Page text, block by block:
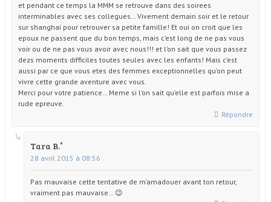
et pendant ce temps la MMM se retrouve dans des soirees
interminables avec ses collegues… Vivement demain soir et le retour
sur shanghai pour retrouver sa petite famille! Et oui on croit que les
epoux ne passent que du bon temps, mais c’est long de ne pas vous
voir ou de ne pas vous avoir avec nous!!! et l’on sait que vous passez
dezs moments difficiles toutes seules avec les enfants! Mais c’est
aussi par ce que vous etes des femmes exceptionnelles qu’on peut
vivre cette grande aventure avec vous.
Merci pour votre patience… Meme si l’on sait qu’elle est parfois mise a
rude epreuve.
Répondre
Tara B.
28 avril 2015 à 08:56
Pas mauvaise cette tentative de m’amadouer avant ton retour,
vraiment pas mauvaise… 😉